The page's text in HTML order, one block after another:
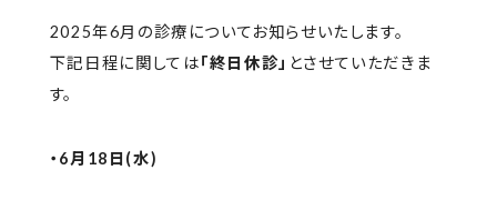
2025年6月の診療についてお知らせいたします。
下記日程に関しては「終日休診」 とさせていただきま
す。
・6月18日(水)